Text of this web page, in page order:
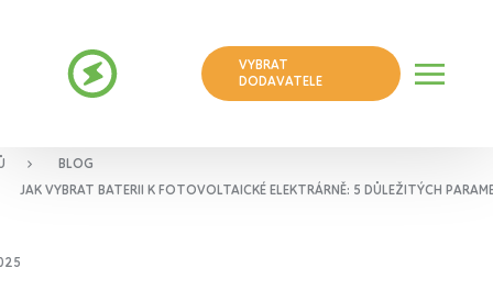
VYBRAT
DODAVATELE
BLOG
JAK VYBRAT BATERII K FOTOVOLTAICKÉ ELEKTRÁRNĚ: 5 DŮLEŽITÝCH